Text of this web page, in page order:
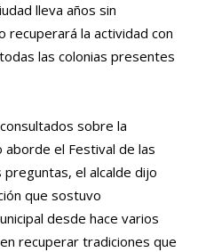
lleva años sin
recuperará la actividad con
las colonias presentes
sobre la
aborde el Festival de las
el alcalde dijo
que sostuvo
desde hace varios
recuperar tradiciones que